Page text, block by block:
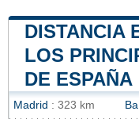
DISTANCIA
LOS
DE ESPAÑA
Madrid : 323 km